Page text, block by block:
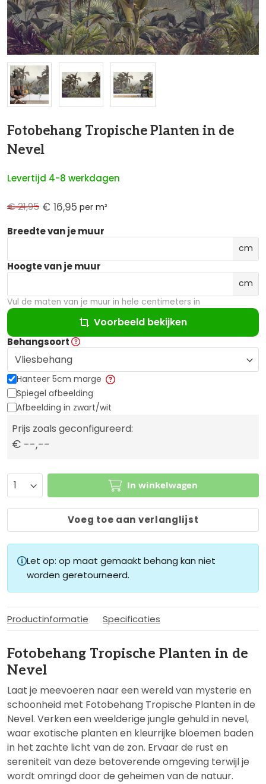
NaN
Fotobehang Tropische Planten in de
Nevel
Levertijd 4-8 werkdagen
€ 16,95 per m²
€ 21,95
Breedte van je muur
cm
Hoogte van je muur
cm
Vul de maten van je muur in hele centimeters in
Voorbeeld bekijken
Behangsoort
Hanteer 5cm marge
Spiegel afbeelding
Afbeelding in zwart/wit
Prijs zoals geconfigureerd:
€ --,--
In winkelwagen
Voeg toe aan verlanglijst
Let op: op maat gemaakt behang kan niet
worden geretourneerd.
Productinformatie Specificaties
Fotobehang Tropische Planten in de
Nevel
Laat je meevoeren naar een wereld van mysterie en
schoonheid met Fotobehang Tropische Planten in de
Nevel. Verken een weelderige jungle gehuld in nevel,
waar exotische planten en kleurrijke bloemen baden
in het zachte licht van de zon. Ervaar de rust en
sereniteit van deze betoverende omgeving terwijl je
wordt omringd door de geheimen van de natuur.